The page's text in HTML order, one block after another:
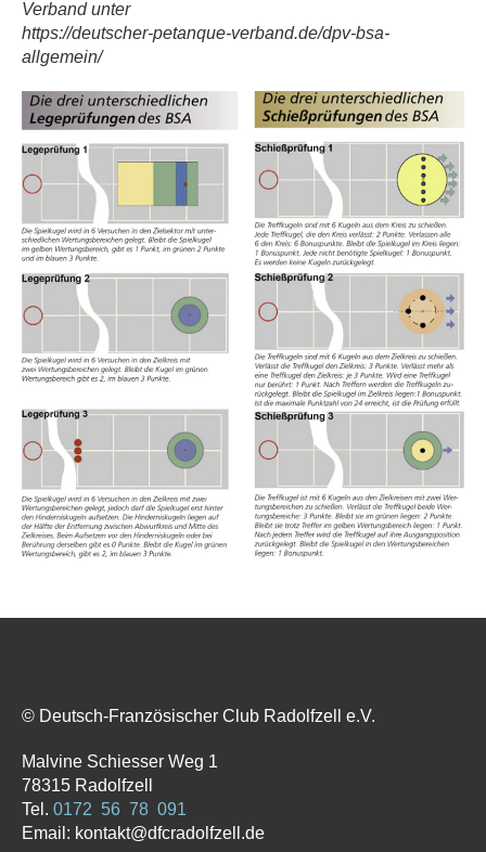
Verband unter
https://deutscher-petanque-verband.de/dpv-bsa-
allgemein/
© Deutsch-Französischer Club Radolfzell e.V.
Malvine Schiesser Weg 1
78315 Radolfzell
Tel. 0172 56 78 091
Email: kontakt@dfcradolfzell.de